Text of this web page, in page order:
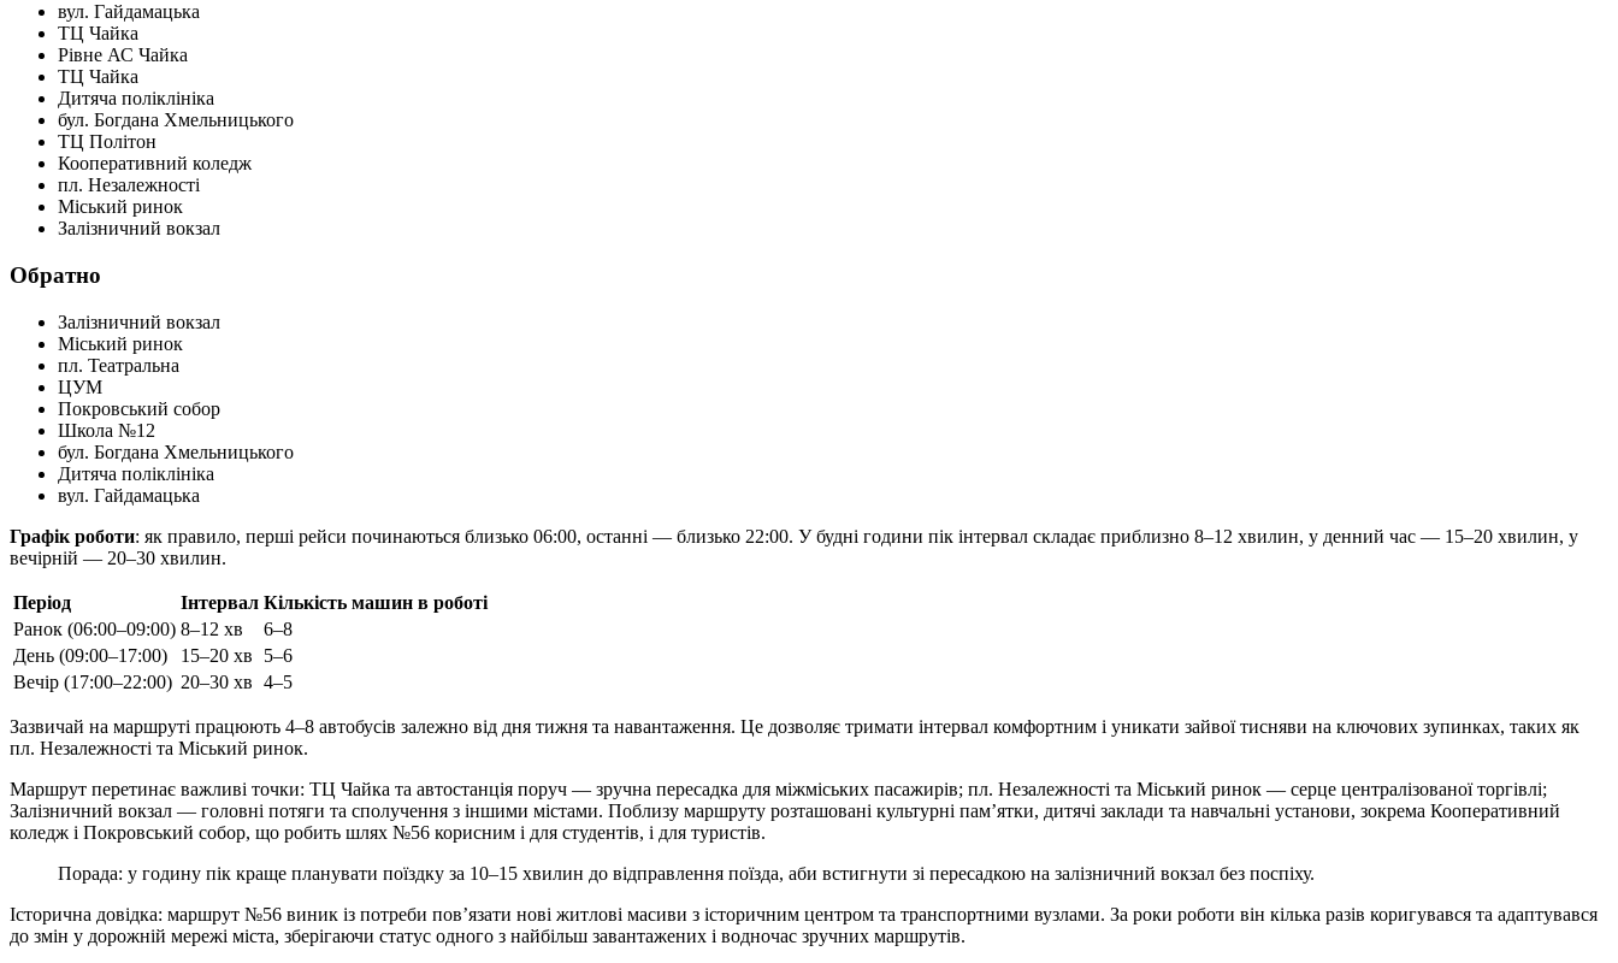
вул. Гайдамацька
ТЦ Чайка
Рівне АС Чайка
ТЦ Чайка
Дитяча поліклініка
бул. Богдана Хмельницького
ТЦ Політон
Кооперативний коледж
пл. Незалежності
Міський ринок
Залізничний вокзал
Обратно
Залізничний вокзал
Міський ринок
пл. Театральна
ЦУМ
Покровський собор
Школа №12
бул. Богдана Хмельницького
Дитяча поліклініка
вул. Гайдамацька
Графік роботи: як правило, перші рейси починаються близько 06:00, останні — близько 22:00. У будні години пік інтервал складає приблизно 8–12 хвилин, у денний час — 15–20 хвилин, у
вечірній — 20–30 хвилин.
Період Інтервал Кількість машин в роботі
Ранок (06:00–09:00) 8–12 хв
6–8
День (09:00–17:00)
15–20 хв
5–6
Вечір (17:00–22:00) 20–30 хв 4–5
Зазвичай на маршруті працюють 4–8 автобусів залежно від дня тижня та навантаження. Це дозволяє тримати інтервал комфортним і уникати зайвої тисняви на ключових зупинках, таких як
пл. Незалежності та Міський ринок.
Маршрут перетинає важливі точки: ТЦ Чайка та автостанція поруч — зручна пересадка для міжміських пасажирів; пл. Незалежності та Міський ринок — серце централізованої торгівлі;
Залізничний вокзал — головні потяги та сполучення з іншими містами. Поблизу маршруту розташовані культурні пам’ятки, дитячі заклади та навчальні установи, зокрема Кооперативний
коледж і Покровський собор, що робить шлях №56 корисним і для студентів, і для туристів.
Порада: у годину пік краще планувати поїздку за 10–15 хвилин до відправлення поїзда, аби встигнути зі пересадкою на залізничний вокзал без поспіху.
Історична довідка: маршрут №56 виник із потреби пов’язати нові житлові масиви з історичним центром та транспортними вузлами. За роки роботи він кілька разів коригувався та адаптувався
до змін у дорожній мережі міста, зберігаючи статус одного з найбільш завантажених і водночас зручних маршрутів.